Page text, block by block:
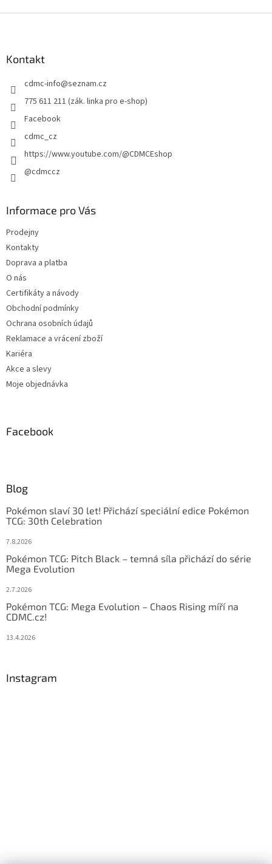
Kontakt
cdmc-info@seznam.cz
775 611 211 (zák. linka pro e-shop)
Facebook
cdmc_cz
https://www.youtube.com/@CDMCEshop
@cdmccz
Informace pro Vás
Prodejny
Kontakty
Doprava a platba
O nás
Certifikáty a návody
Obchodní podmínky
Ochrana osobních údajů
Reklamace a vrácení zboží
Kariéra
Akce a slevy
Moje objednávka
Facebook
Blog
Pokémon slaví 30 let! Přichází speciální edice Pokémon
TCG: 30th Celebration
7.8.2026
Pokémon TCG: Pitch Black – temná síla přichází do série
Mega Evolution
2.7.2026
Pokémon TCG: Mega Evolution – Chaos Rising míří na
CDMC.cz!
13.4.2026
Instagram